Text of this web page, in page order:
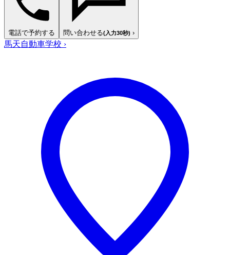
電話で予約する 問い合わせる(入力30秒) ›
馬天自動車学校 ›